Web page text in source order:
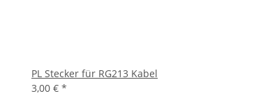
PL Stecker für RG213 Kabel
3,00 € *